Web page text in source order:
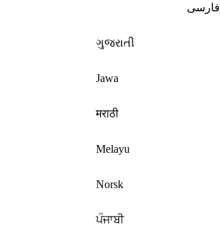
فارسی
ગુજરાતી
Jawa
मराठी
Melayu
Norsk
ਪੰਜਾਬੀ